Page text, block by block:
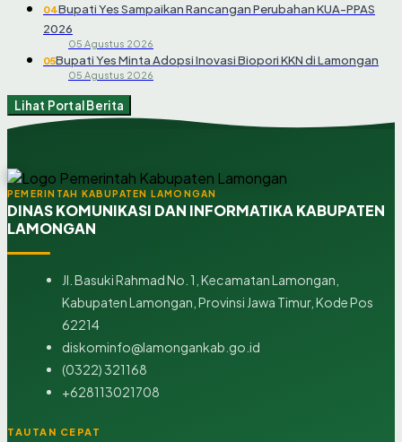
04Bupati Yes Sampaikan Rancangan Perubahan KUA-PPAS
2026
05 Agustus 2026
05Bupati Yes Minta Adopsi Inovasi Biopori KKN di Lamongan
05 Agustus 2026
Lihat Portal Berita
PEMERINTAH KABUPATEN LAMONGAN
DINAS KOMUNIKASI DAN INFORMATIKA KABUPATEN
LAMONGAN
Jl. Basuki Rahmad No. 1, Kecamatan Lamongan,
Kabupaten Lamongan, Provinsi Jawa Timur, Kode Pos
62214
diskominfo@lamongankab.go.id
(0322) 321168
+628113021708
TAUTAN CEPAT